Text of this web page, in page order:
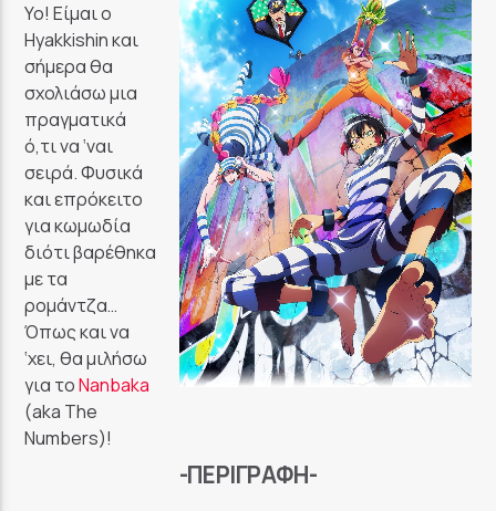
Yo! Είμαι ο
Hyakkishin και
σήμερα θα
σχολιάσω μια
πραγματικά
ό,τι να ‘ναι
σειρά. Φυσικά
και επρόκειτο
για κωμωδία
διότι βαρέθηκα
με τα
ρομάντζα…
Όπως και να
‘χει, θα μιλήσω
για τοNanbaka
(aka The
Numbers)!
-ΠΕΡΙΓΡΑΦΉ-